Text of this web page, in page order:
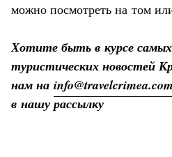
можно посмотреть на том
Хотите быть в курсе
туристических новостей
нам на info@travelcrimea.com
в нашу рассылку